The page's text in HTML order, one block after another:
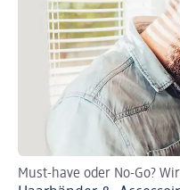
Must-have oder No-Go?